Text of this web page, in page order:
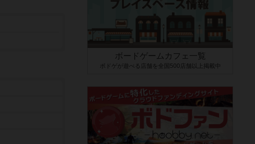
ボードゲームカフェ一覧
ボドゲが遊べる店舗を全国500店舗以上掲載中